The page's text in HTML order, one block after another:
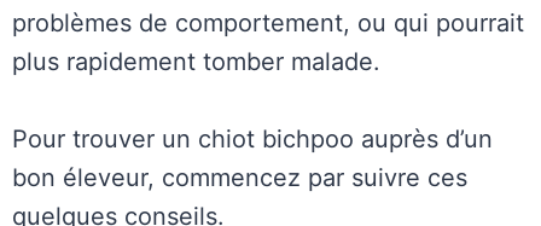
problèmes de comportement, ou qui pourrait
plus rapidement tomber malade.
Pour trouver un chiot bichpoo auprès d’un
bon éleveur, commencez par suivre ces
quelques conseils.